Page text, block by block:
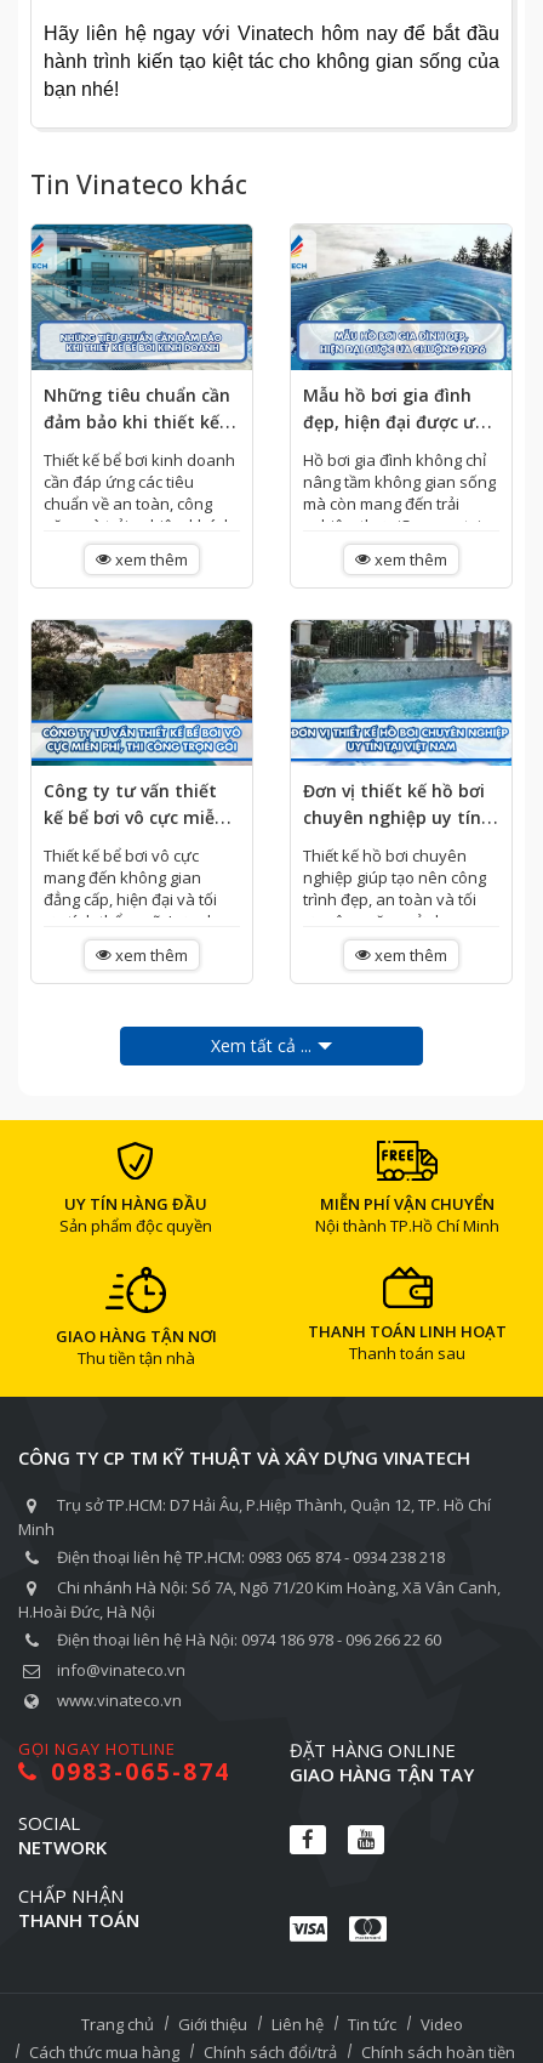
Hãy liên hệ ngay với Vinatech hôm nay để bắt đầu
hành trình kiến tạo kiệt tác cho không gian sống của
bạn nhé!
Tin Vinateco khác
Những tiêu chuẩn cần
đảm bảo khi thiết kế
bể bơi kinh doanh
Thiết kế bể bơi kinh doanh
cần đáp ứng các tiêu
chuẩn về an toàn, công
năng và trải nghiệm khách
hàng. Tìm hiểu những...
xem thêm
Mẫu hồ bơi gia đình
đẹp, hiện đại được ưa
chuộng 2026
Hồ bơi gia đình không chỉ
nâng tầm không gian sống
mà còn mang đến trải
nghiệm thư giãn ngay tại
nhà. Khám phá những...
xem thêm
Công ty tư vấn thiết
kế bể bơi vô cực miễn
phí, thi công trọn gói
Thiết kế bể bơi vô cực
mang đến không gian
đẳng cấp, hiện đại và tối
ưu tính thẩm mỹ. Lựa chọn
đơn vị tư vấn, thi công trọn
xem thêm
Đơn vị thiết kế hồ bơi
chuyên nghiệp uy tín
tại Việt Nam
Thiết kế hồ bơi chuyên
nghiệp giúp tạo nên công
trình đẹp, an toàn và tối
ưu công năng sử dụng.
Lựa chọn đơn vị uy tín...
xem thêm
Xem tất cả ...
UY TÍN HÀNG ĐẦU
Sản phẩm độc quyền
MIỄN PHÍ VẬN CHUYỂN
Nội thành TP.Hồ Chí Minh
GIAO HÀNG TẬN NƠI
Thu tiền tận nhà
THANH TOÁN LINH HOẠT
Thanh toán sau
CÔNG TY CP TM KỸ THUẬT VÀ XÂY DỰNG VINATECH
Trụ sở TP.HCM: D7 Hải Âu, P.Hiệp Thành, Quận 12, TP. Hồ Chí
Minh
Điện thoại liên hệ TP.HCM: 0983 065 874 - 0934 238 218
Chi nhánh Hà Nội: Số 7A, Ngõ 71/20 Kim Hoàng, Xã Vân Canh,
H.Hoài Đức, Hà Nội
Điện thoại liên hệ Hà Nội: 0974 186 978 - 096 266 22 60
info@vinateco.vn
www.vinateco.vn
GỌI NGAY HOTLINE
0983-065-874
ĐẶT HÀNG ONLINE
GIAO HÀNG TẬN TAY
SOCIAL
NETWORK
CHẤP NHẬN
THANH TOÁN
Trang chủ Giới thiệu Liên hệ Tin tức
Video
Cách thức mua hàng
Chính sách đổi/trả Chính sách hoàn tiền